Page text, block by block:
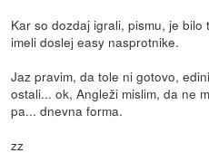
Kar so dozdaj igrali, pismu, je
imeli doslej easy nasprotnike.
Jaz pravim, da tole ni gotovo,
ostali... ok, Angleži mislim, da ne
pa... dnevna forma.
zz